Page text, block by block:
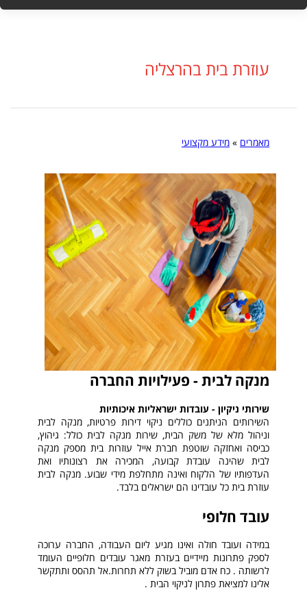
עוזרת בית בהרצליה
מאמרים » מידע מקצועי
מנקה לבית - פעילויות החברה
שירותי ניקיון - עובדות ישראליות איכותיות
השירותים הניתנים כוללים ניקוי דירות פרטיות, מנקה לבית
וניהול מלא של משק הבית, שירות מנקה לבית כולל: גיהוץ,
כביסה ואחזקה שוטפת חברת אייל עוזרות בית מספק מנקה
לבית שהינה עובדת קבועה, המכירה את רצונותיו ואת
העדפותיו של הלקוח ואינה מתחלפת מידי שבוע. מנקה לבית
עוזרת בית כל עובדינו הם ישראלים בלבד.
עובד חלופי
במידה ועובד חולה ואינו מגיע ליום העבודה, החברה ערוכה
לספק פתרונות מיידיים בעזרת מאגר עובדים חלופיים העומד
לרשותה . כח אדם מוביל בשוק ללא תחרות.אל תהסס ותתקשר
אלינו למציאת פתרון לניקוי הבית .